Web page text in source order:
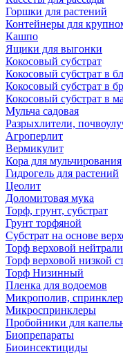
Горшки для растений
Контейнеры для
Кашпо
Ящики для выгонки
Кокосовый субстрат
Кокосовый субстрат в
Кокосовый субстрат в
Кокосовый субстрат в
Мульча садовая
Разрыхлители,
Агроперлит
Вермикулит
Кора для мульчирования
Гидрогель для растений
Цеолит
Доломитовая мука
Торф, грунт, субстрат
Грунт торфяной
Субстрат на основе
Торф верховой
Торф верховой низкой
Торф Низинный
Пленка для водоемов
Микрополив,
Микроспринклеры
Пробойники для
Биопрепараты
Биоинсектициды